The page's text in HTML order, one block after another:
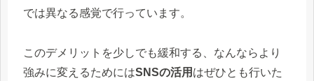
では異なる感覚で行っています。
このデメリットを少しでも緩和する、なんならより
強みに変えるためにはSNSの活用 はぜひとも行いた